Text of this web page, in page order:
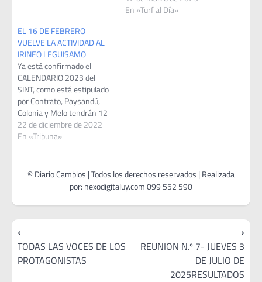
FLORIDAVIERNES 18
FLORIDAJUEVES 12
COLONIAJUEVES 19
PAYSANDUAGOSTOJUEVES
7 FLORIDADOMINGO 10…
En «Turf al Día»
EL 16 DE FEBRERO
VUELVE LA ACTIVIDAD AL
IRINEO LEGUISAMO
Ya está confirmado el
CALENDARIO 2023 del
SINT, como está estipulado
por Contrato, Paysandú,
Colonia y Melo tendrán 12
reuniones y FLORIDA 10. La
actividad en Florida
buen año y que a la
continuidad se le agregue la
22 de diciembre de 2022
En «Tribuna»
Navegación
de
entradas
⟵
TODAS LAS VOCES DE LOS
PROTAGONISTAS
REUNION N.º 7- JUEVES 3
DE JULIO DE
2025RESULTADOS
⟶